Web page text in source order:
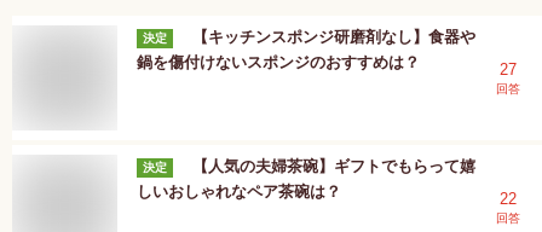
決定
【キッチンスポンジ研磨剤なし】食器や
鍋を傷付けないスポンジのおすすめは？
27
回答
決定
【人気の夫婦茶碗】ギフトでもらって嬉
しいおしゃれなペア茶碗は？
22
回答